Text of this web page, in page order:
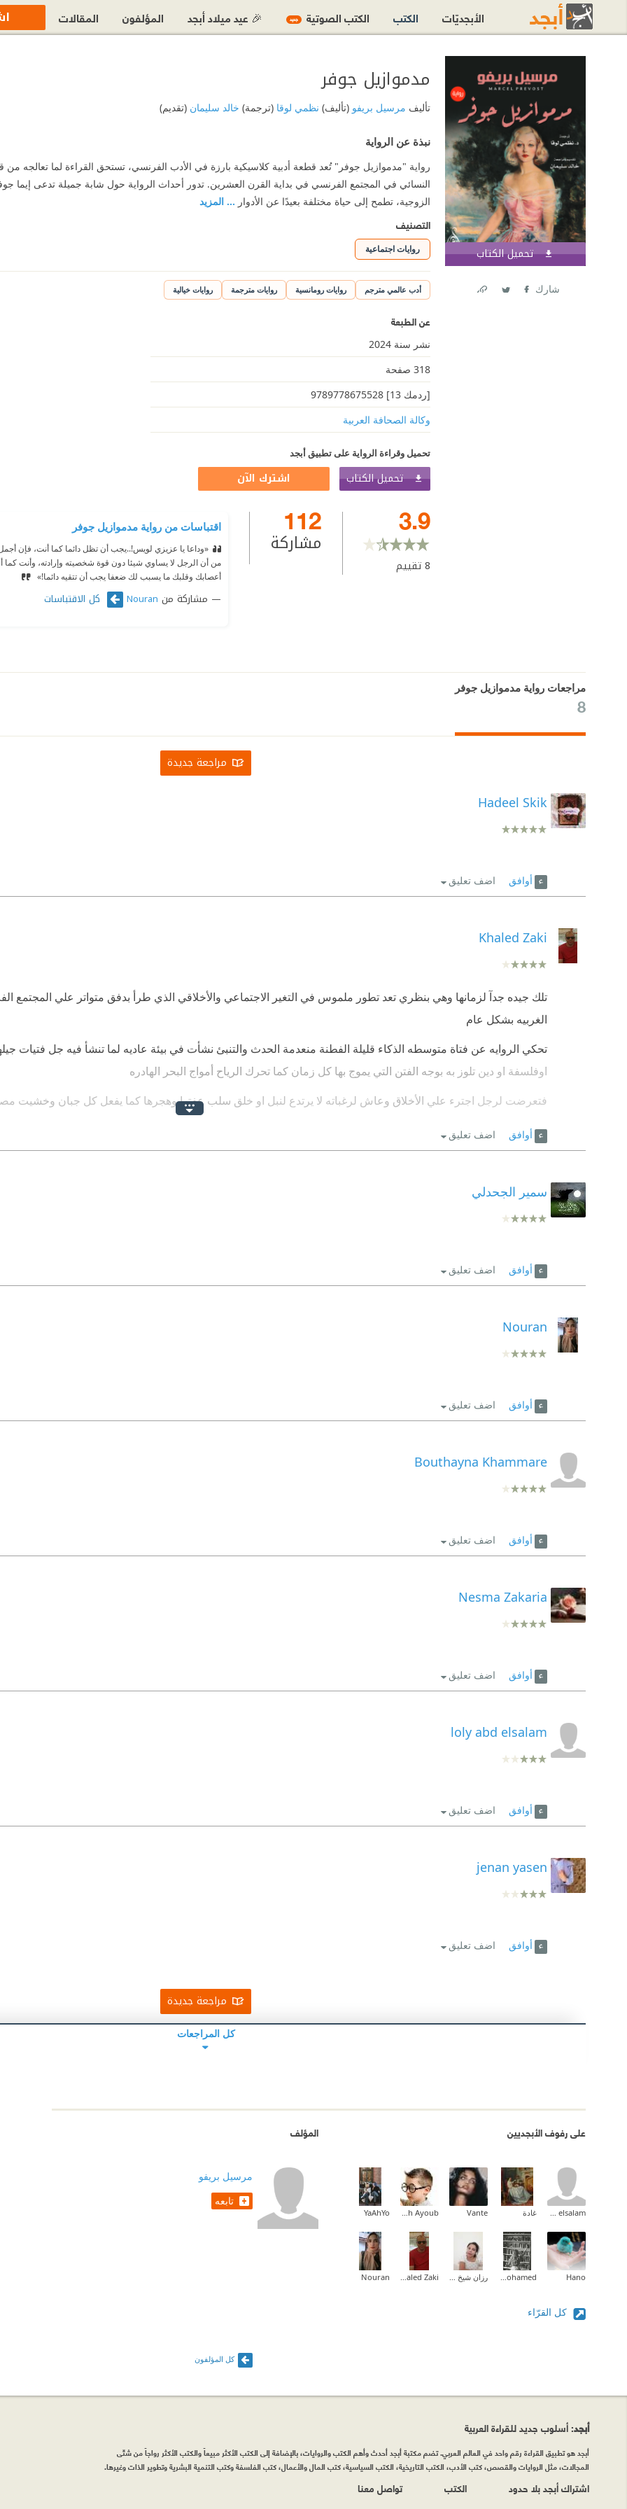
تحميل الكتاب اشترك الآن
شارك
مدموازيل جوفر
تأليف مرسيل بريفو(تأليف) نظمي لوقا(ترجمة) خالد سليمان(تقديم)
نبذة عن الرواية
رواية "مدموازيل جوفر" تُعد قطعة أدبية كلاسيكية بارزة في الأدب الفرنسي، تستحق القراءة لما تعالجه من
النسائي في المجتمع الفرنسي في بداية القرن العشرين. تدور أحداث الرواية حول شابة جميلة تدعى إيما
الزوجية، تطمح إلى حياة مختلفة بعيدًا عن الأدوار ... المزيد
التصنيف
روايات اجتماعية
أدب عالمي مترجم روايات رومانسية روايات مترجمة روايات خيالية
عن الطبعة
نشر سنة 2024
318 صفحة
[ردمك 13] 9789778675528
وكالة الصحافة العربية
تحميل وقراءة الرواية على تطبيق أبجد
تحميل الكتاب اشترك الآن
3.9
8تقييم
112
مشاركة
اقتباسات من رواية مدموازيل جوفر
«وداعا يا عزيزي لويس!..يجب أن تظل دائما كما أنت، فإن
من أن الرجل لا يساوي شيئا دون قوة شخصيته وإرادته، وأنت كما
أعصابك وقلبك ما يسبب لك ضعفا يجب أن تتقيه دائما!» ‏
مشاركة من Nouran كل الاقتباسات
مراجعات رواية مدموازيل جوفر
8
مراجعة جديدة
Hadeel Skik
أوافق اضف تعليق
Khaled Zaki
تلك جيده جدآ لزمانها وهي بنظري تعد تطور ملموس في التغير الاجتماعي والأخلاقي الذي طرأ بدفق متواتر علي المجتمع
الغربيه بشكل عام
تحكي الروايه عن فتاة متوسطه الذكاء قليلة الفطنة منعدمة الحدث والتنبئ نشأت في بيئة عاديه لما تنشأ فيه جل فتيات
اوفلسفة او دين تلوز به بوجه الفتن التي يموج بها كل زمان كما تحرك الرياح أمواج البحر الهادره
فتعرضت لرجل اجترء علي الأخلاق وعاش لرغباته لا يرتدع لنبل او خلق سلب عفتها وهجرها كما يفعل كل جبان وخشيت
وقد حمل لها حب واخلاص وتزوجت به عن حب ورأت فيه خلاص لأزمتها التي أوشكت أن تقضي عليها ثم ظهرت الحقيقه
محكم كأنك تشاهد فيلم والكاتب فقط يعلق علي تلك الأحداث لا يفوتك منه شيئ
وجرت تلك الحوارات الفلسفيه حول القيم والأخلاق ومعني الدنس الجسدي والروحي وأهمية التعليم لعصمة المرأة وجمايتعا
كانت مناقشات جوفر وربيير ومواقف جوفر من ابنته وزوجها هي أيقاع ناطق لمعني تلك القيم التي نجح الكاتب في تصويرها
أوافق اضف تعليق
سمير الجحدلي
أوافق اضف تعليق
Nouran
أوافق اضف تعليق
Bouthayna Khammare
أوافق اضف تعليق
Nesma Zakaria
أوافق اضف تعليق
loly abd elsalam
أوافق اضف تعليق
jenan yasen
أوافق اضف تعليق
مراجعة جديدة
كل المراجعات
على رفوف الأبجديين
loly abd elsalam غادة Vante
Abdallah Ayoub
YaAhYo
Hano
Farah Mohamed رزان شيخ حسن Khaled Zaki
Nouran
كل القرّاء
المؤلف
مرسيل بريفو
تابعه
كل المؤلفون
الأبجديّات الكتب الكتب الصوتية جديد 🎉 عيد ميلاد أبجد المؤلفون المقالات
أبجد: أسلوب جديد للقراءة العربية
أبجد هو تطبيق القراءة رقم واحد في العالم العربي. تضم مكتبة أبجد أحدث وأهم الكتب والروايات، بالإضافة إلى الكتب الأكثر مبيعاً والكتب الأكثر رواجاً من شتّى
المجالات، مثل الروايات والقصص، كتب الأدب، الكتب التاريخية، الكتب السياسية، كتب المال والأعمال، كتب الفلسفة وكتب التنمية البشرية وتطوير الذات وغيرها.
اشتراك أبجد بلا حدود
الكتب
تواصل معنا